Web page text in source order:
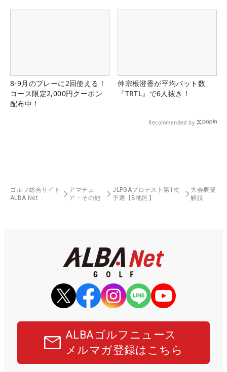
8-9月のプレーに2回使える！
コース限定2,000円クーポン
配布中！
仲宗根澄香が平均パット数
『TRTL』で6人抜き！
Recommended by
ゴルフ総合サイト
ALBA Net
アマチュ
ア・その他
JLPGAプロテスト第1次
予選【B地区】
大会概要
解説
ALBAゴルフニュース
メルマガ登録はこちら